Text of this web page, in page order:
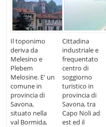
Il toponimo
deriva da
Melesino e
Plebem
Melosine. E' un
comune in
provincia di
Savona,
situato nella
val Bormida,
Cittadina
industriale e
frequentato
centro di
soggiorno
turistico in
provincia di
Savona, tra
Capo Noli ad
est ed il